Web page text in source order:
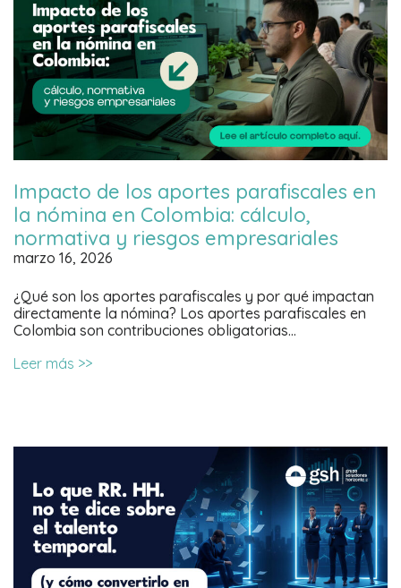
Impacto de los aportes parafiscales en
la nómina en Colombia: cálculo,
normativa y riesgos empresariales
marzo 16, 2026
¿Qué son los aportes parafiscales y por qué impactan
directamente la nómina? Los aportes parafiscales en
Colombia son contribuciones obligatorias…
Leer más >>